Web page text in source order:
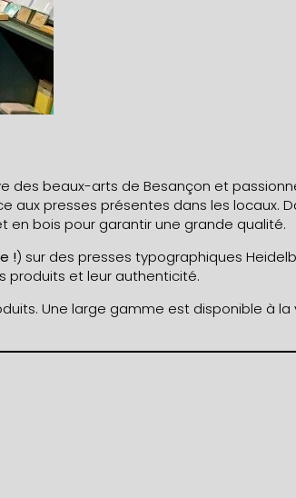
des beaux-arts de Besançon et
presses présentes dans les locaux.
en bois pour garantir une grande qualité.
!) sur des presses typographiques
produits et leur authenticité.
Une large gamme est disponible à la